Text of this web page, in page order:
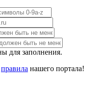
для заполнения.
правила нашего портала!